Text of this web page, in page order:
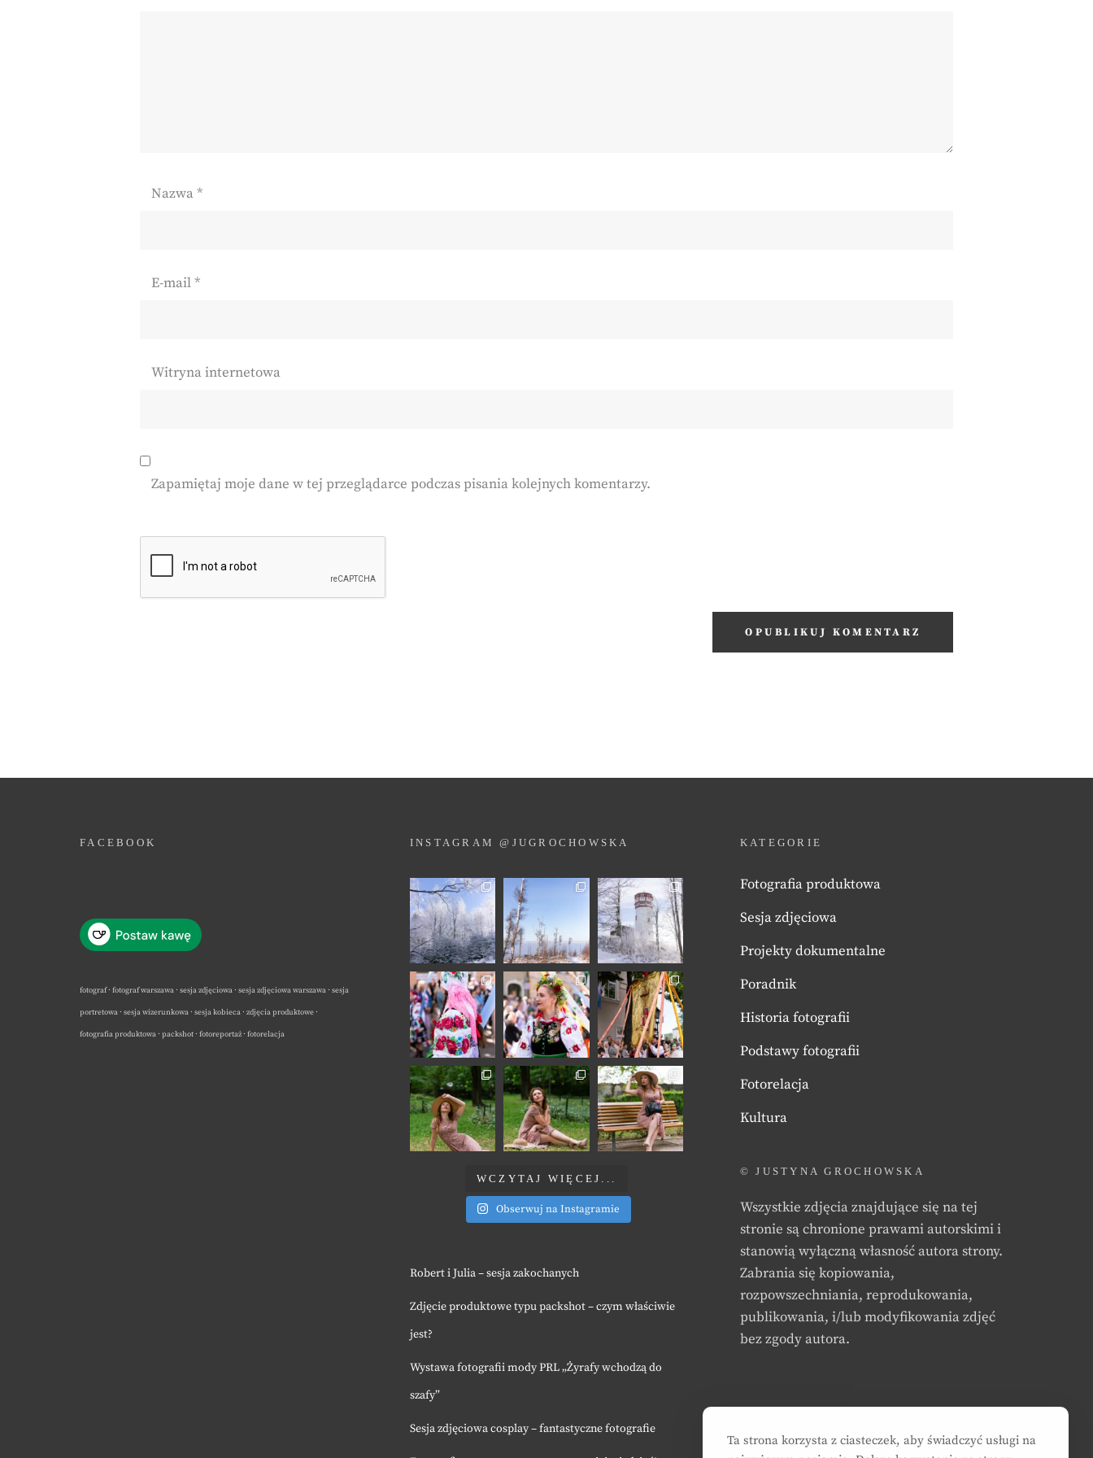
Nazwa*
E-mail*
Witryna internetowa
Zapamiętaj moje dane w tej przeglądarce podczas pisania kolejnych komentarzy.
FACEBOOK
fotograf · fotograf warszawa · sesja zdjęciowa · sesja zdjęciowa warszawa · sesja
portretowa · sesja wizerunkowa · sesja kobieca · zdjęcia produktowe ·
fotografia produktowa · packshot · fotoreportaż · fotorelacja
INSTAGRAM @JUGROCHOWSKA
WCZYTAJ WIĘCEJ...
Obserwuj na Instagramie
Robert i Julia – sesja zakochanych
Zdjęcie produktowe typu packshot – czym właściwie
jest?
Wystawa fotografii mody PRL „Żyrafy wchodzą do
szafy”
Sesja zdjęciowa cosplay – fantastyczne fotografie
KATEGORIE
Fotografia produktowa
Sesja zdjęciowa
Projekty dokumentalne
Poradnik
Historia fotografii
Podstawy fotografii
Fotorelacja
Kultura
© JUSTYNA GROCHOWSKA
Wszystkie zdjęcia znajdujące się na tej
stronie są chronione prawami autorskimi i
stanowią wyłączną własność autora strony.
Zabrania się kopiowania,
rozpowszechniania, reprodukowania,
publikowania, i/lub modyfikowania zdjęć
bez zgody autora.
Ta strona korzysta z ciasteczek, aby świadczyć usługi na